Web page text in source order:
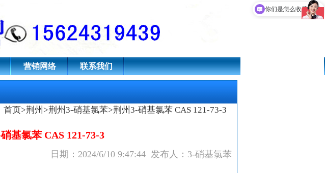
营销网络 联系我们
首页>荆州 >荆州3-硝基氯苯>荆州3-硝基氯苯 CAS 121-73-3
基氯苯 CAS 121-73-3
日期：2024/6/10 9:47:44 发布人：3-硝基氯苯
你们是怎么收费的呢